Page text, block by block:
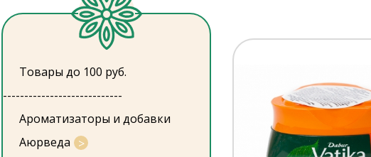
Товары до 100 руб.
----------------------------
Ароматизаторы и добавки
Аюрведа